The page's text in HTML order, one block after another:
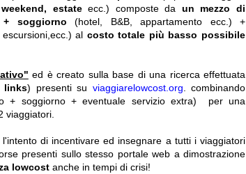
estateecc.) composte da un mezzo di
+ soggiorno (hotel, B&B, appartamento ecc.) +
al costo totale più basso possibile
ed è creato sulla base di una ricerca effettuata
links) presenti su viaggiarelowcost.org . combinando
+ soggiorno + eventuale servizio extra)
per una
viaggiatori.
l'intento di incentivare ed insegnare a tutti i viaggiatori
presenti sullo stesso portale web a dimostrazione
lowcost anche in tempi di crisi!